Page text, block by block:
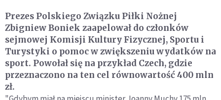
Prezes Polskiego Związku Piłki Nożnej
Zbigniew Boniek zaapelował do członków
sejmowej Komisji Kultury Fizycznej, Sportu i
Turystyki o pomoc w zwiększeniu wydatków na
sport. Powołał się na przykład Czech, gdzie
przeznaczono na ten cel równowartość 400 mln
zł.